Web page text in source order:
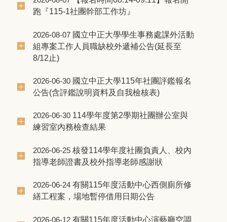
跑『115-1社團幹部工作坊』
2026-08-07 國立中正大學學生事務處課外活動
組專案工作人員職缺校外遞補公告(延長至
8/12止)
2026-06-30 國立中正大學115年社團評鑑報名
公告(含評鑑說明資料及自我檢核表)
2026-06-30 114學年度第2學期社團辦公室與
練習室內務檢查結果
2026-06-25 核發114學年度社團負責人、校內
指導老師證書及校外指導老師感謝狀
2026-06-24 有關115年度活動中心西側廁所修
繕工程案，場地暫停借用日期公告
2026-06-12 有關115年度活動中心演藝廳空調